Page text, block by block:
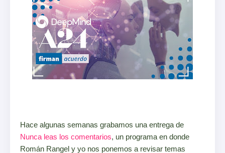
Hace algunas semanas grabamos una entrega de
Nunca leas los comentarios, un programa en donde
Román Rangel y yo nos ponemos a revisar temas